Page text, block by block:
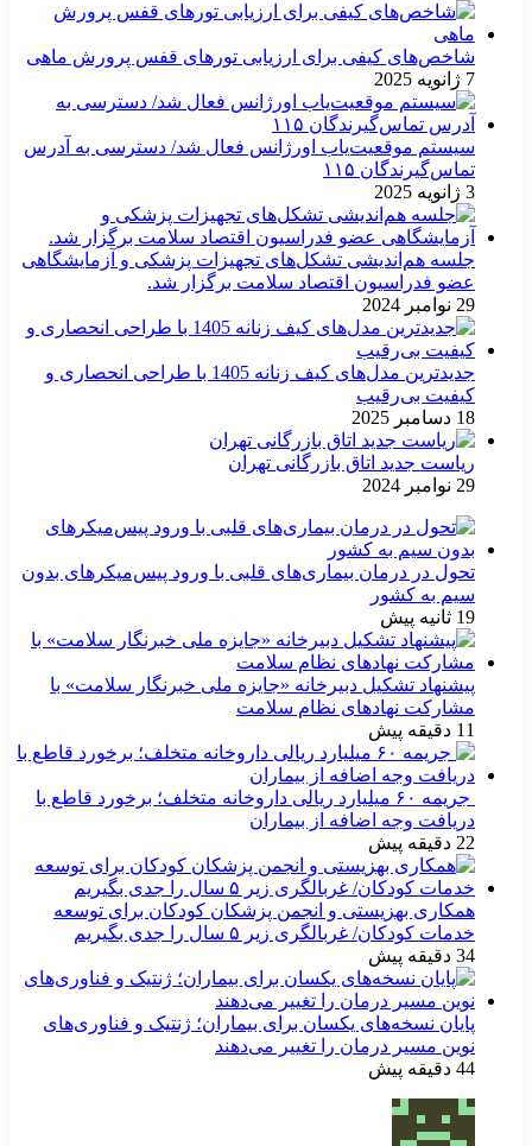
شاخص‌های کیفی برای ارزیابی تورهای قفس پرورش ماهی
7 ژانویه 2025
سیستم موقعیت‌یاب اورژانس فعال شد/ دسترسی به آدرس
تماس‌گیرندگان ۱۱۵
3 ژانویه 2025
جلسه هم‌اندیشی تشکل‌های تجهیزات پزشکی و آزمایشگاهی
عضو فدراسیون اقتصاد سلامت برگزار شد.
29 نوامبر 2024
جدیدترین مدل‌های کیف زنانه 1405 با طراحی انحصاری و
کیفیت بی‌رقیب
18 دسامبر 2025
ریاست جدید اتاق بازرگانی تهران
29 نوامبر 2024
تحول در درمان بیماری‌های قلبی با ورود پیس‌میکرهای بدون
سیم به کشور
19 ثانیه پیش
پیشنهاد تشکیل دبیرخانه «جایزه ملی خبرنگار سلامت» با
مشارکت نهادهای نظام سلامت
11 دقیقه پیش
جریمه ۶۰ میلیارد ریالی داروخانه متخلف؛ برخورد قاطع با
دریافت وجه اضافه از بیماران
22 دقیقه پیش
همکاری بهزیستی و انجمن پزشکان کودکان برای توسعه
خدمات کودکان/ غربالگری زیر ۵ سال را جدی بگیریم
34 دقیقه پیش
پایان نسخه‌های یکسان برای بیماران؛ ژنتیک و فناوری‌های
نوین مسیر درمان را تغییر می‌دهند
44 دقیقه پیش